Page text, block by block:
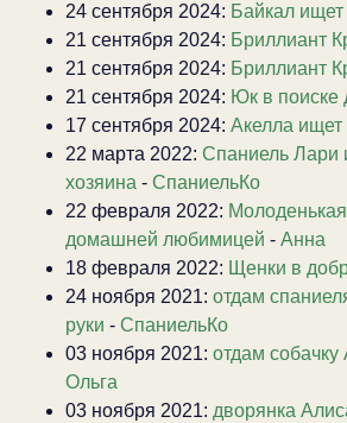
24 сентября 2024: Байкал
21 сентября 2024: Бриллиант
21 сентября 2024: Бриллиант
21 сентября 2024: Юк в поиске
17 сентября 2024: Акелла ищет
22 марта 2022: Спаниель Лари
хозяина - СпаниельКо
22 февраля 2022:
домашней любимицей - Анна
18 февраля 2022: Щенки в
24 ноября 2021: отдам
руки - СпаниельКо
03 ноября 2021: отдам собачку
Ольга
03 ноября 2021: дворянка